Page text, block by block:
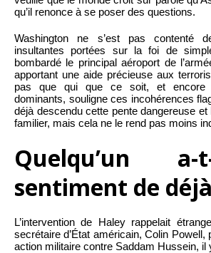
qu’il renonce à se poser des questions.
Washington ne s’est pas contenté
insultantes portées sur la foi de
bombardé le principal aéroport de
apportant une aide précieuse aux
pas que qui que ce soit, et encore
dominants, souligne ces incohérences
déjà descendu cette pente dangereuse
familier, mais cela ne le rend pas moins
Quelqu’un
sentiment de
L’intervention de Haley rappelait
secrétaire d’État américain, Colin Powell,
action militaire contre Saddam Hussein, il